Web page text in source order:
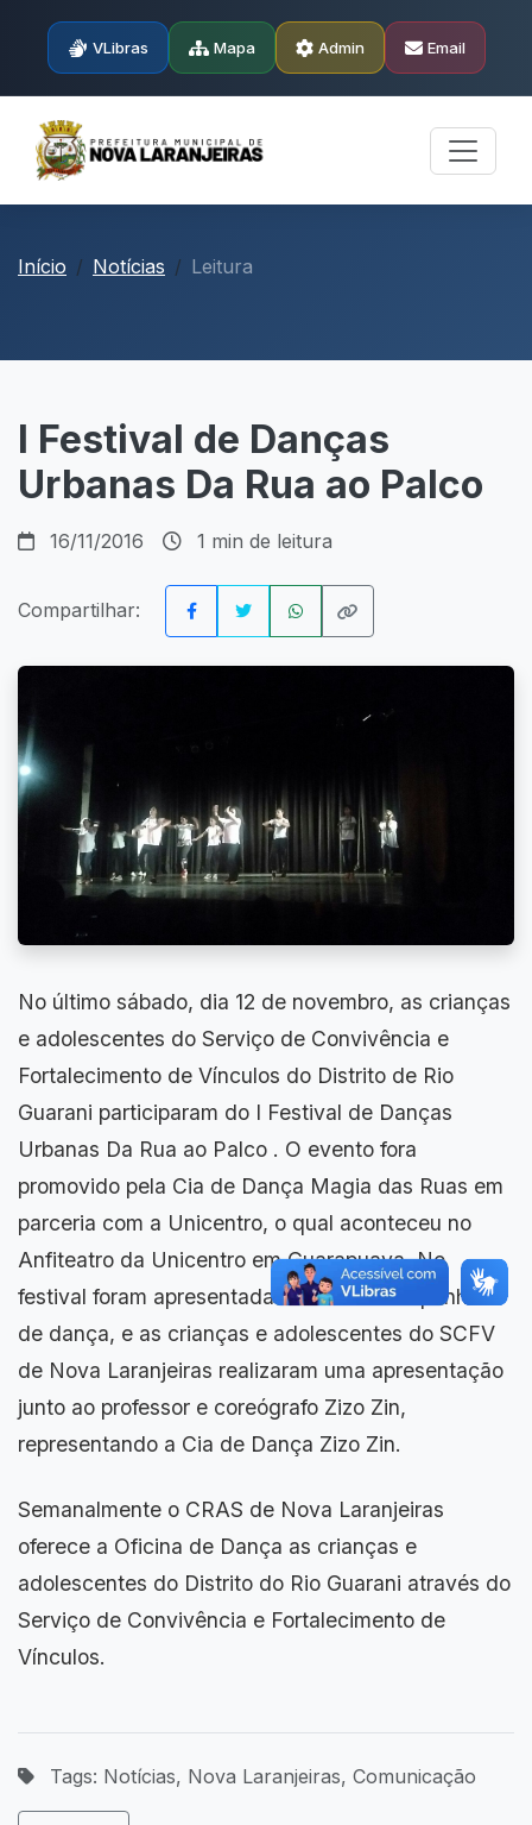
VLibras Mapa Admin Email
Início Notícias Leitura
I Festival de Danças
Urbanas Da Rua ao Palco
16/11/2016 1 min de leitura
Compartilhar:
No último sábado, dia 12 de novembro, as crianças
e adolescentes do Serviço de Convivência e
Fortalecimento de Vínculos do Distrito de Rio
Guarani participaram do I Festival de Danças
Urbanas Da Rua ao Palco . O evento fora
promovido pela Cia de Dança Magia das Ruas em
parceria com a Unicentro, o qual aconteceu no
Anfiteatro da Unicentro em Guarapuava. No
festival foram apresentadas diversas companhias
de dança, e as crianças e adolescentes do SCFV
de Nova Laranjeiras realizaram uma apresentação
junto ao professor e coreógrafo Zizo Zin,
representando a Cia de Dança Zizo Zin.
Semanalmente o CRAS de Nova Laranjeiras
oferece a Oficina de Dança as crianças e
adolescentes do Distrito do Rio Guarani através do
Serviço de Convivência e Fortalecimento de
Vínculos.
Tags: Notícias, Nova Laranjeiras, Comunicação